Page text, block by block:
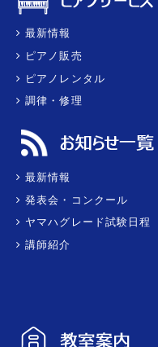
最新情報
ピアノ販売
ピアノレンタル
調律・修理
最新情報
発表会・コンクール
ヤマハグレード試験日程
講師紹介